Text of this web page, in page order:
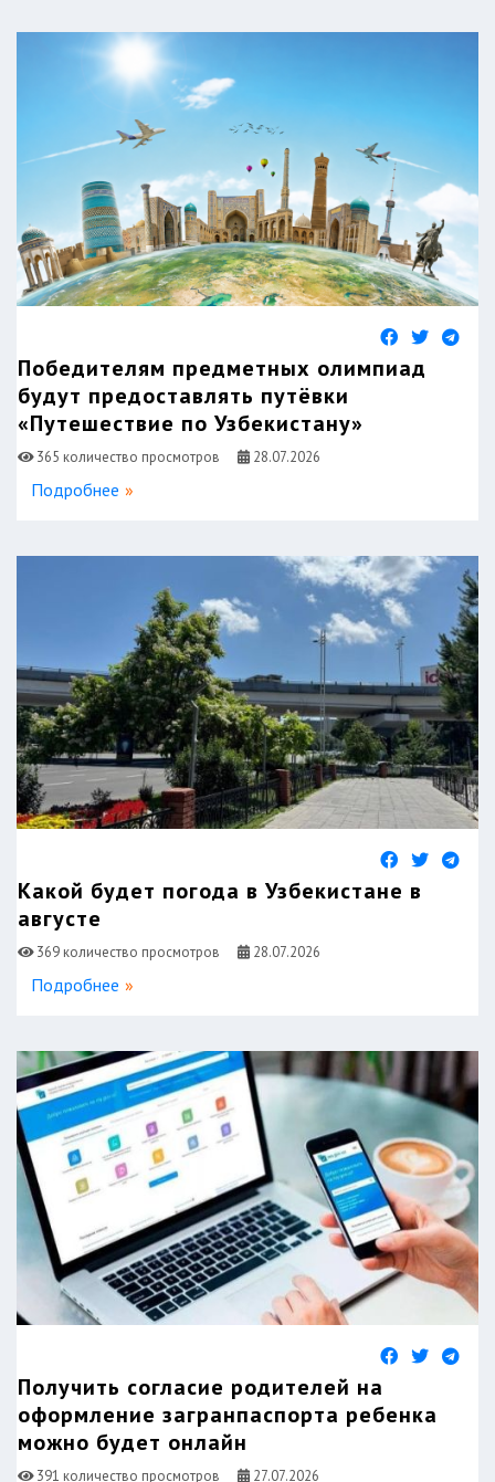
Победителям предметных олимпиад
будут предоставлять путёвки
«Путешествие по Узбекистану»
365 количество просмотров 28.07.2026
Подробнее
Какой будет погода в Узбекистане в
августе
369 количество просмотров 28.07.2026
Подробнее
Получить согласие родителей на
оформление загранпаспорта ребенка
можно будет онлайн
391 количество просмотров 27.07.2026